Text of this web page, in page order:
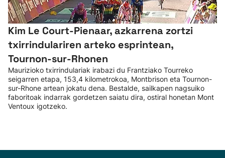
Kim Le Court-Pienaar, azkarrena zortzi
txirrindulariren arteko esprintean,
Tournon-sur-Rhonen
Maurizioko txirrindulariak irabazi du Frantziako Tourreko
seigarren etapa, 153,4 kilometrokoa, Montbrison eta Tournon-
sur-Rhone artean jokatu dena. Bestalde, sailkapen nagsuiko
faboritoak indarrak gordetzen saiatu dira, ostiral honetan Mont
Ventoux igotzeko.